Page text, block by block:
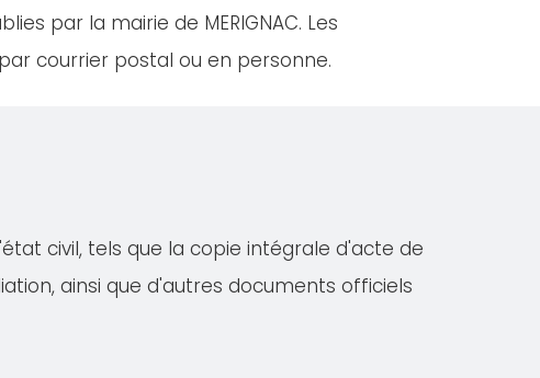
par la mairie de MERIGNAC. Les
courrier postal ou en personne.
civil, tels que la copie intégrale d'acte de
ainsi que d'autres documents officiels